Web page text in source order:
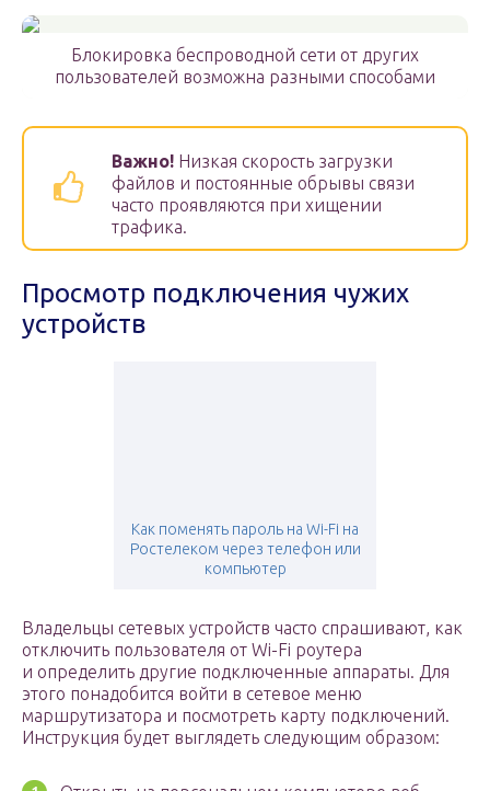
Блокировка беспроводной сети от других
пользователей возможна разными способами
Важно! Низкая скорость загрузки
файлов и постоянные обрывы связи
часто проявляются при хищении
трафика.
Просмотр подключения чужих
устройств
Как поменять пароль на Wi-Fi на
Ростелеком через телефон или
компьютер
Владельцы сетевых устройств часто спрашивают, как
отключить пользователя от Wi-Fi роутера
и определить другие подключенные аппараты. Для
этого понадобится войти в сетевое меню
маршрутизатора и посмотреть карту подключений.
Инструкция будет выглядеть следующим образом: